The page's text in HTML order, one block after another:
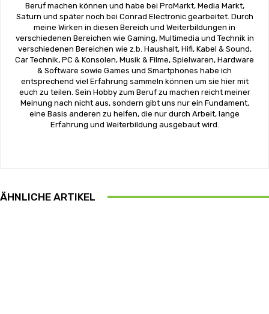
Beruf machen können und habe bei ProMarkt, Media Markt,
Saturn und später noch bei Conrad Electronic gearbeitet. Durch
meine Wirken in diesen Bereich und Weiterbildungen in
verschiedenen Bereichen wie Gaming, Multimedia und Technik in
verschiedenen Bereichen wie z.b. Haushalt, Hifi, Kabel & Sound,
Car Technik, PC & Konsolen, Musik & Filme, Spielwaren, Hardware
& Software sowie Games und Smartphones habe ich
entsprechend viel Erfahrung sammeln können um sie hier mit
euch zu teilen. Sein Hobby zum Beruf zu machen reicht meiner
Meinung nach nicht aus, sondern gibt uns nur ein Fundament,
eine Basis anderen zu helfen, die nur durch Arbeit, lange
Erfahrung und Weiterbildung ausgebaut wird.
ÄHNLICHE ARTIKEL